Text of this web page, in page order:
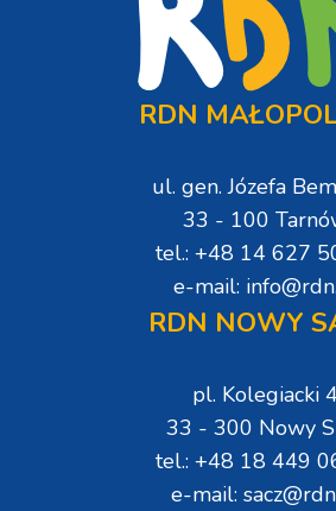
RDN
ul. gen. Józefa
33 - 100
tel.: +48 14 627
e-mail:
RDN NOWY
pl. Kolegiacki 4
33 - 300 Nowy
tel.: +48 18 449
e-mail: